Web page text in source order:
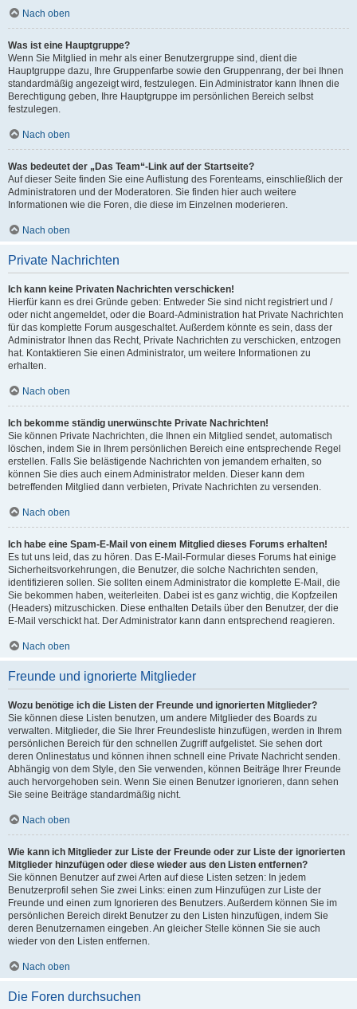
Nach oben
Was ist eine Hauptgruppe?
Wenn Sie Mitglied in mehr als einer Benutzergruppe sind, dient die
Hauptgruppe dazu, Ihre Gruppenfarbe sowie den Gruppenrang, der bei Ihnen
standardmäßig angezeigt wird, festzulegen. Ein Administrator kann Ihnen die
Berechtigung geben, Ihre Hauptgruppe im persönlichen Bereich selbst
festzulegen.
Nach oben
Was bedeutet der „Das Team“-Link auf der Startseite?
Auf dieser Seite finden Sie eine Auflistung des Forenteams, einschließlich der
Administratoren und der Moderatoren. Sie finden hier auch weitere
Informationen wie die Foren, die diese im Einzelnen moderieren.
Nach oben
Private Nachrichten
Ich kann keine Privaten Nachrichten verschicken!
Hierfür kann es drei Gründe geben: Entweder Sie sind nicht registriert und /
oder nicht angemeldet, oder die Board-Administration hat Private Nachrichten
für das komplette Forum ausgeschaltet. Außerdem könnte es sein, dass der
Administrator Ihnen das Recht, Private Nachrichten zu verschicken, entzogen
hat. Kontaktieren Sie einen Administrator, um weitere Informationen zu
erhalten.
Nach oben
Ich bekomme ständig unerwünschte Private Nachrichten!
Sie können Private Nachrichten, die Ihnen ein Mitglied sendet, automatisch
löschen, indem Sie in Ihrem persönlichen Bereich eine entsprechende Regel
erstellen. Falls Sie belästigende Nachrichten von jemandem erhalten, so
können Sie dies auch einem Administrator melden. Dieser kann dem
betreffenden Mitglied dann verbieten, Private Nachrichten zu versenden.
Nach oben
Ich habe eine Spam-E-Mail von einem Mitglied dieses Forums erhalten!
Es tut uns leid, das zu hören. Das E-Mail-Formular dieses Forums hat einige
Sicherheitsvorkehrungen, die Benutzer, die solche Nachrichten senden,
identifizieren sollen. Sie sollten einem Administrator die komplette E-Mail, die
Sie bekommen haben, weiterleiten. Dabei ist es ganz wichtig, die Kopfzeilen
(Headers) mitzuschicken. Diese enthalten Details über den Benutzer, der die
E-Mail verschickt hat. Der Administrator kann dann entsprechend reagieren.
Nach oben
Freunde und ignorierte Mitglieder
Wozu benötige ich die Listen der Freunde und ignorierten Mitglieder?
Sie können diese Listen benutzen, um andere Mitglieder des Boards zu
verwalten. Mitglieder, die Sie Ihrer Freundesliste hinzufügen, werden in Ihrem
persönlichen Bereich für den schnellen Zugriff aufgelistet. Sie sehen dort
deren Onlinestatus und können ihnen schnell eine Private Nachricht senden.
Abhängig von dem Style, den Sie verwenden, können Beiträge Ihrer Freunde
auch hervorgehoben sein. Wenn Sie einen Benutzer ignorieren, dann sehen
Sie seine Beiträge standardmäßig nicht.
Nach oben
Wie kann ich Mitglieder zur Liste der Freunde oder zur Liste der ignorierten
Mitglieder hinzufügen oder diese wieder aus den Listen entfernen?
Sie können Benutzer auf zwei Arten auf diese Listen setzen: In jedem
Benutzerprofil sehen Sie zwei Links: einen zum Hinzufügen zur Liste der
Freunde und einen zum Ignorieren des Benutzers. Außerdem können Sie im
persönlichen Bereich direkt Benutzer zu den Listen hinzufügen, indem Sie
deren Benutzernamen eingeben. An gleicher Stelle können Sie sie auch
wieder von den Listen entfernen.
Nach oben
Die Foren durchsuchen